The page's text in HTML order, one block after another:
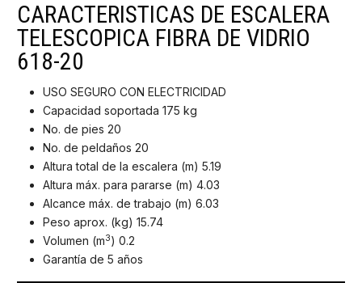
CARACTERISTICAS DE ESCALERA
TELESCOPICA FIBRA DE VIDRIO
618-20
USO SEGURO CON ELECTRICIDAD
Capacidad soportada 175 kg
No. de pies 20
No. de peldaños 20
Altura total de la escalera (m) 5.19
Altura máx. para pararse (m) 4.03
Alcance máx. de trabajo (m) 6.03
Peso aprox. (kg) 15.74
Volumen (m3) 0.2
Garantía de 5 años